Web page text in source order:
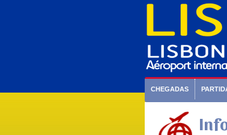
CHEGADAS